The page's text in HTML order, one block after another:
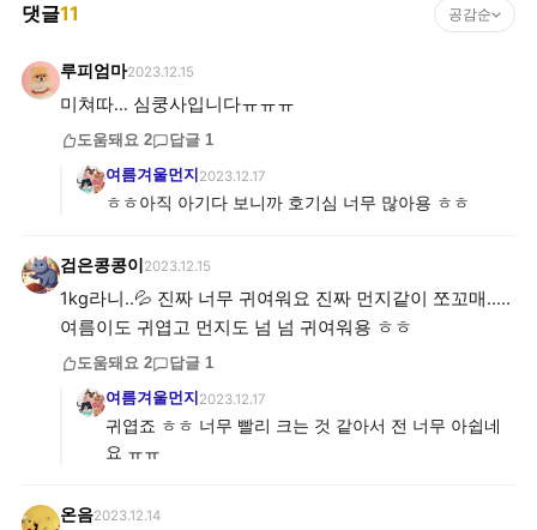
댓글11 공감순
루피엄마2023.12.15
미쳐따… 심쿵사입니다ㅠㅠㅠ
도움돼요 2 답글 1
여름겨울먼지 2023.12.17
ㅎㅎ아직 아기다 보니까 호기심 너무 많아용 ㅎㅎ
검은콩콩이 2023.12.15
1kg라니..💦 진짜 너무 귀여워요 진짜 먼지같이 쪼꼬매.....
여름이도 귀엽고 먼지도 넘 넘 귀여워용 ㅎㅎ
도움돼요 2 답글 1
여름겨울먼지 2023.12.17
귀엽죠 ㅎㅎ 너무 빨리 크는 것 같아서 전 너무 아쉽네
요 ㅠㅠ
온음2023.12.14